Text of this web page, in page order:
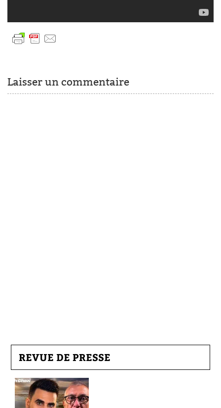
Laisser un commentaire
REVUE DE PRESSE